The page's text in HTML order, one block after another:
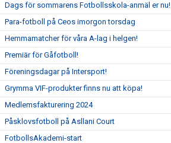
Dags för sommarens Fotbollsskola-anmäl er nu!
Para-fotboll på Ceos imorgon torsdag
Hemmamatcher för våra A-lag i helgen!
Premiär för Gåfotboll!
Föreningsdagar på Intersport!
Grymma VIF-produkter finns nu att köpa!
Medlemsfakturering 2024
Påsklovsfotboll på Asllani Court
FotbollsAkademi-start